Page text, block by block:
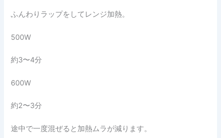
ふんわりラップをしてレンジ加熱。
500W
約3〜4分
600W
約2〜3分
途中で一度混ぜると加熱ムラが減ります。